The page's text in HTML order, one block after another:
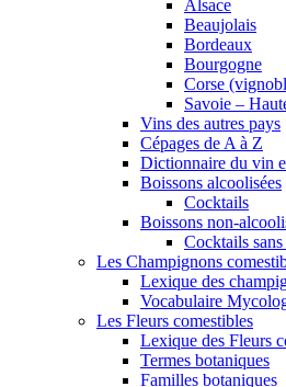
Alsace
Beaujolais
Bordeaux
Bourgogne
Corse
Savoie –
Vins des autres pays
Cépages de A à Z
Dictionnaire du vin
Boissons alcoolisées
Cocktails
Boissons non-
Cocktails
Les Champignons
Lexique des
Vocabulaire
Les Fleurs comestibles
Lexique des Fleurs
Termes botaniques
Familles botaniques